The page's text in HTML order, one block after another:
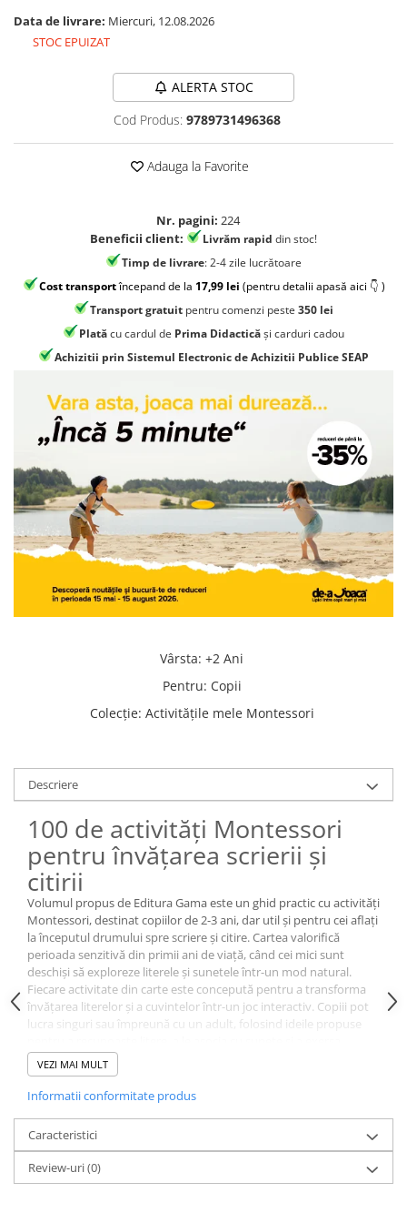
Jocuri invatat limba engleza
Jocuri si jucarii educative
Jucarii interactive
Masinute si trenulete
Roboti de jucarie
Data de livrare: Miercuri, 12.08.2026
STOC EPUIZAT
ALERTA STOC
Cod Produs: 9789731496368
Adauga la Favorite
Nr. pagini: 224
Beneficii client:
Livrăm rapid din stoc!
Timp de livrare: 2-4 zile lucrătoare
Cost transportîncepand de la 17,99 lei (pentru detalii apasă aici 👇 )
Transport gratuit pentru comenzi peste 350 lei
Platăcu cardul de Prima Didacticăși carduri cadou
Achizitii prin Sistemul Electronic de Achizitii Publice SEAP
Vârsta: +2 Ani
Pentru: Copii
Colecţie: Activităţile mele Montessori
Descriere
100 de activități Montessori
pentru învățarea scrierii și
citirii
Volumul propus de Editura Gama este un ghid practic cu activități
Montessori, destinat copiilor de 2-3 ani, dar util și pentru cei aflați
la începutul drumului spre scriere și citire. Cartea valorifică
perioada senzitivă din primii ani de viață, când cei mici sunt
deschiși să exploreze literele și sunetele într-un mod natural.
Fiecare activitate din carte este concepută pentru a transforma
învățarea literelor și a cuvintelor într-un joc interactiv. Copiii pot
lucra singuri sau împreună cu un adult, folosind ideile propuse
primele încercări de scriere. Metoda Montessori pune accent pe
autonomie și pe descoperirea pas cu pas, astfel încât fiecare
exercițiu să fie adaptat ritmului copilului.
care permite crearea unui alfabet mobil. Acesta oferă ocazia de a
un mod concret și atractiv.
Specificații
VEZI MAI MULT
Informatii conformitate produs
Caracteristici
Review-uri(0)